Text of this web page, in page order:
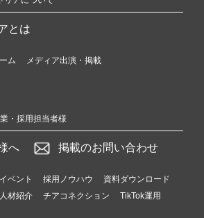
とは
ム
メディア出演・掲載
・採用担当者様
へ 掲載のお問い合わせ
ベント 採用ノウハウ
資料ダウンロード
人材紹介 チアコネクション
TikTok運用